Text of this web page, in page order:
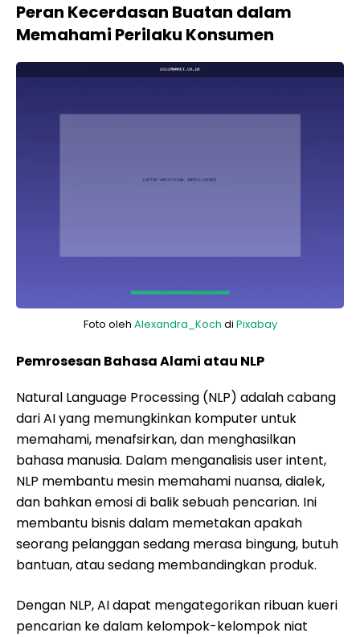
Peran Kecerdasan Buatan dalam
Memahami Perilaku Konsumen
Foto oleh Alexandra_Koch di Pixabay
Pemrosesan Bahasa Alami atau NLP
Natural Language Processing (NLP) adalah cabang
dari AI yang memungkinkan komputer untuk
memahami, menafsirkan, dan menghasilkan
bahasa manusia. Dalam menganalisis user intent,
NLP membantu mesin memahami nuansa, dialek,
dan bahkan emosi di balik sebuah pencarian. Ini
membantu bisnis dalam memetakan apakah
seorang pelanggan sedang merasa bingung, butuh
bantuan, atau sedang membandingkan produk.
Dengan NLP, AI dapat mengategorikan ribuan kueri
pencarian ke dalam kelompok-kelompok niat